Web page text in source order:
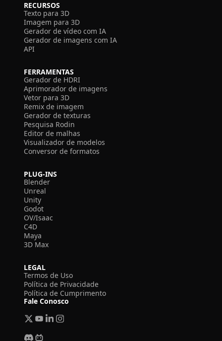
RECURSOS
Texto para 3D
Imagem para 3D
Gerador de vídeo com IA
Gerador de imagens com IA
API
FERRAMENTAS
Gerador de HDRI
Aprimorador de imagens
Vetor para 3D
Remix de imagem
Gerador de texturas
Pesquisa Rodin
Editor de malhas
Visualizador de modelos
Conversor de formatos
PLUG-INS
Blender
Unreal
Unity
Godot
OV/Isaac
C4D
Maya
3D Max
LEGAL
Termos de Uso
Política de Privacidade
Política de Cumprimento
Fale Conosco